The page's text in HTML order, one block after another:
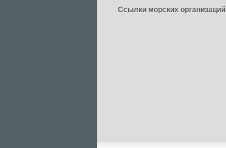
Ссылки морских организаций